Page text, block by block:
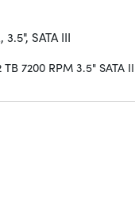
SATA III
7200 RPM 3.5" SATA